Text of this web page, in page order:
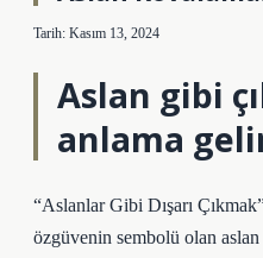
Tarih: Kasım 13, 2024
Aslan gibi
anlama
“Aslanlar Gibi Dışarı
özgüvenin sembolü olan